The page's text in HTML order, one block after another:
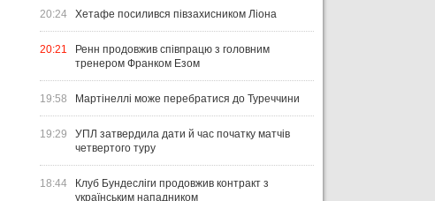
20:24 Хетафе посилився півзахисником Ліона
20:21
Ренн продовжив співпрацю з головним
тренером Франком Езом
19:58 Мартінеллі може перебратися до Туреччини
19:29
УПЛ затвердила дати й час початку матчів
четвертого туру
18:44
Клуб Бундесліги продовжив контракт з
українським нападником